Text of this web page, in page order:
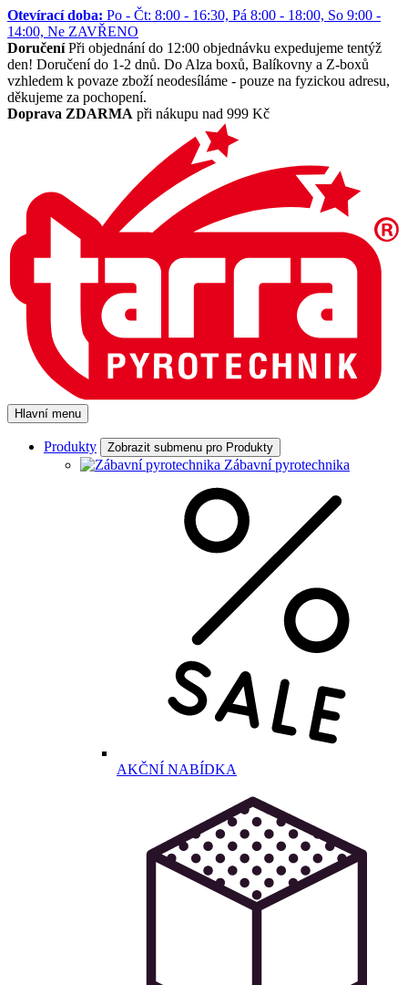
Otevírací doba: Po - Čt: 8:00 - 16:30, Pá 8:00 - 18:00, So 9:00 -
14:00, Ne ZAVŘENO
DoručeníPři objednání do 12:00 objednávku expedujeme tentýž
den! Doručení do 1-2 dnů. Do Alza boxů, Balíkovny a Z-boxů
vzhledem k povaze zboží neodesíláme - pouze na fyzickou adresu,
děkujeme za pochopení.
Doprava ZDARMA při nákupu nad 999 Kč
Hlavní menu
Produkty Zobrazit submenu pro Produkty
Zábavní pyrotechnika
AKČNÍ NABÍDKA